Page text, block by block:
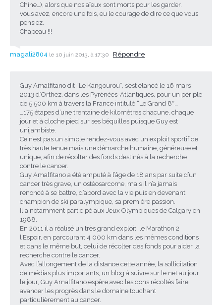
Chine…), alors que nos aïeux sont morts pour les garder.
vous avez, encore une fois, eu le courage de dire ce que vous
pensiez.
Chapeau !!!
magali2804 le 10 juin 2013, à 17:30 Répondre
Guy Amalfitano dit “Le Kangourou”, s’est élancé le 16 mars
2013 d’Orthez, dans les Pyrénées-Atlantiques, pour un périple
de 5 500 km à travers la France intitulé “Le Grand 8″…
…175 étapes d’une trentaine de kilomètres chacune, chaque
jour et à cloche pied sur ses béquilles puisque Guy est
unijambiste.
Ce n’est pas un simple rendez-vous avec un exploit sportif de
très haute tenue mais une démarche humaine, généreuse et
unique, afin de récolter des fonds destinés à la recherche
contre le cancer.
Guy Amalfitano a été amputé à l’âge de 18 ans par suite d’un
cancer très grave, un ostéosarcome, mais il n’a jamais
renoncé à se battre, d’abord avec la vie puis en devenant
champion de ski paralympique, sa première passion.
Il a notamment participé aux Jeux Olympiques de Calgary en
1988.
En 2011 il a réalisé un très grand exploit, le Marathon 2
l’Espoir, en parcourant 4 000 km dans les mêmes conditions
et dans le même but, celui de récolter des fonds pour aider la
recherche contre le cancer.
Avec l’allongement de la distance cette année, la sollicitation
de médias plus importants, un blog à suivre sur le net au jour
le jour, Guy Amalfitano espère avec les dons récoltés faire
avancer les progrès dans le domaine touchant
particulièrement au cancer.